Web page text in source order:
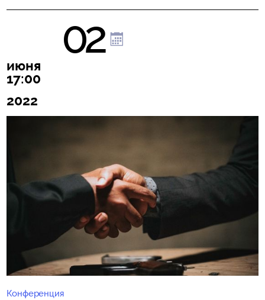
02
июня
17:00
2022
Конференция